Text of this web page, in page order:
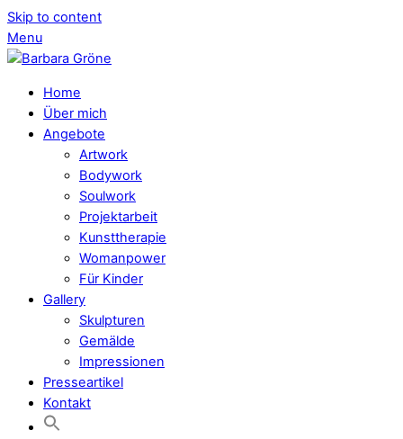
Skip to content
Menu
Home
Über mich
Angebote
Artwork
Bodywork
Soulwork
Projektarbeit
Kunsttherapie
Womanpower
Für Kinder
Gallery
Skulpturen
Gemälde
Impressionen
Presseartikel
Kontakt